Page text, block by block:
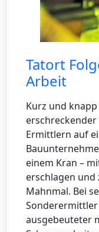
Tatort
Arbeit
Kurz und knapp
Ermittlern auf
einem Kran –
erschlagen und
Mahnmal. Bei
ausgebeuteter